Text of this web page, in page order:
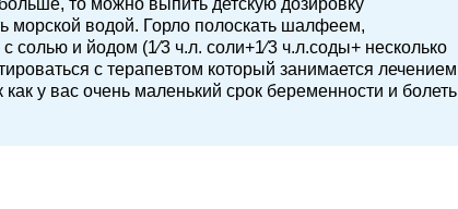
то можно выпить детскую дозировку
морской водой. Горло полоскать шалфеем,
и йодом (1⁄3 ч.л. соли+1⁄3 ч.л.соды+ несколько
с терапевтом который занимается лечением
у вас очень маленький срок беременности и болеть